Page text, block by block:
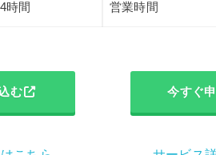
時間
む
営業時間
今すぐ